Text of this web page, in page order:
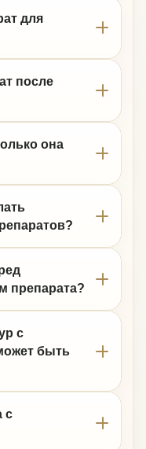
для
после
она
препарата?
с
быть
с